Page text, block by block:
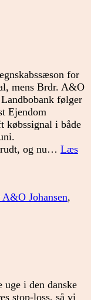
for
mens Brdr. A&O
følger
Ejendom
købssignal i både
og nu… Læs
Johansen,
uge i den danske
stop-loss, så vi